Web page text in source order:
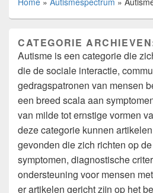
CATEGORIE
Autisme is een categorie die
die de sociale interactie,
gedragspatronen van mensen
een breed scala aan
van milde tot ernstige vormen
deze categorie kunnen
gevonden die zich richten op
symptomen, diagnostische
ondersteuning voor mensen
er artikelen gericht zijn op het